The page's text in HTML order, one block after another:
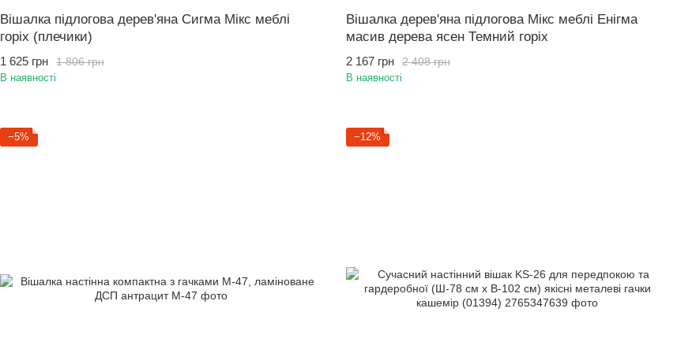
Вішалка підлогова дерев'яна Сигма Мікс меблі
горіх (плечики)
1 806 грн
1 625 грн
В наявності
Вішалка дерев'яна підлогова Мікс меблі Енігма
масив дерева ясен Темний горіх
2 408 грн
2 167 грн
В наявності
−5% −12%